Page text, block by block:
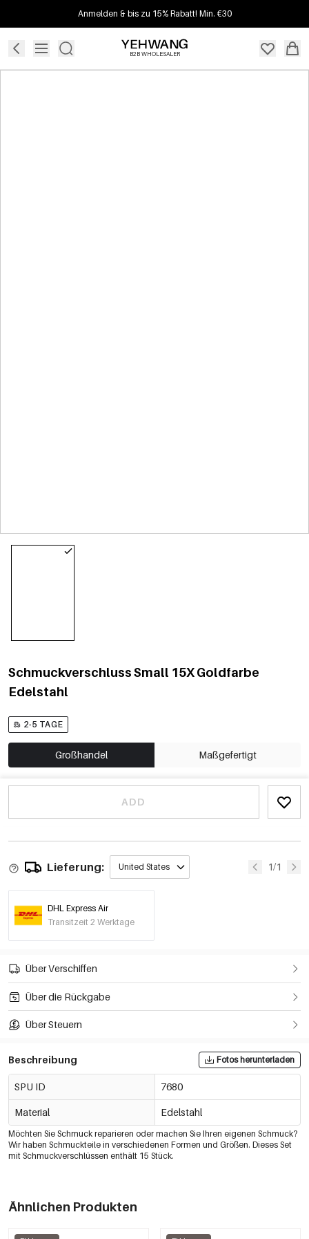
Anmelden & bis zu 15% Rabatt! Min. €30
B2B WHOLESALER
Schmuckverschluss Small 15X Goldfarbe
Edelstahl
2-5 TAGE
Großhandel Maßgefertigt
ADD
Lieferung: United States 1/1
DHL Express Air
Transitzeit 2 Werktage
Über Verschiffen
Über die Rückgabe
Über Steuern
Beschreibung Fotos herunterladen
SPU ID 7680
Material Edelstahl
Möchten Sie Schmuck reparieren oder machen Sie Ihren eigenen Schmuck?
Wir haben Schmuckteile in verschiedenen Formen und Größen. Dieses Set
mit Schmuckverschlüssen enthält 15 Stück.
Ähnlichen Produkten